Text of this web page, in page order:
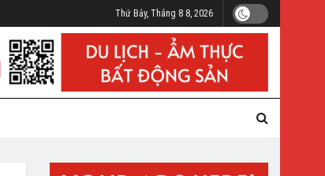
Thứ Bảy, Tháng 8 8, 2026